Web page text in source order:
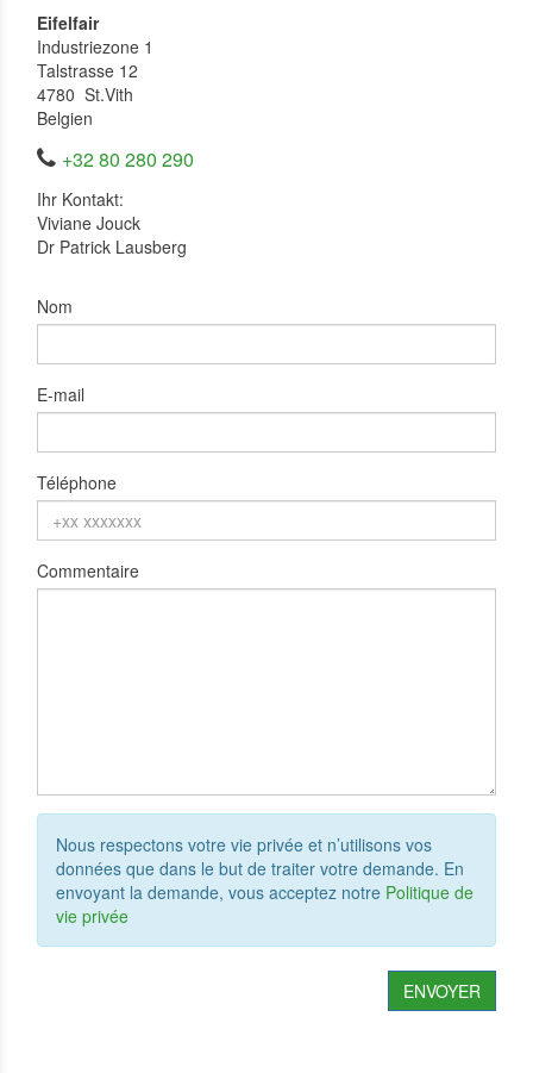
Eifelfair
Industriezone 1
Talstrasse 12
4780 St.Vith
Belgien
+32 80 280 290
Ihr Kontakt:
Viviane Jouck
Dr Patrick Lausberg
Nom
E-mail
Téléphone
Commentaire
Nous respectons votre vie privée et n’utilisons vos
données que dans le but de traiter votre demande. En
envoyant la demande, vous acceptez notre Politique de
vie privée